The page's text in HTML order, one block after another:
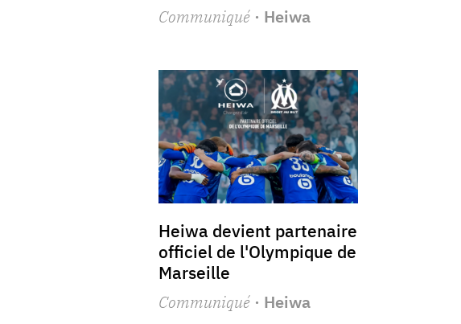
Communiqué· Heiwa
Heiwa devient partenaire
officiel de l'Olympique de
Marseille
Communiqué· Heiwa